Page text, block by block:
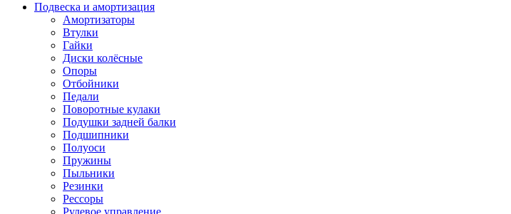
Подвеска и амортизация
Амортизаторы
Втулки
Гайки
Диски колёсные
Опоры
Отбойники
Педали
Поворотные кулаки
Подушки задней балки
Подшипники
Полуоси
Пружины
Пыльники
Резинки
Рессоры